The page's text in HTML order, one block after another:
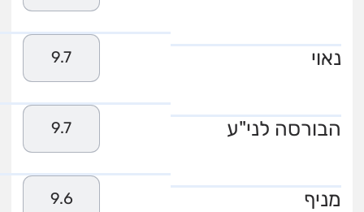
נאוי 9.7
הבורסה לני"ע 9.7
מניף 9.6